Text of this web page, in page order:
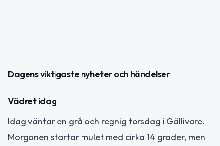
Dagens viktigaste nyheter och händelser
Vädret idag
Idag väntar en grå och regnig torsdag i Gällivare.
Morgonen startar mulet med cirka 14 grader, men